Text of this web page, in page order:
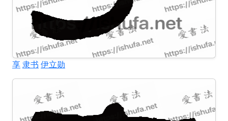
享隶书 伊立勋